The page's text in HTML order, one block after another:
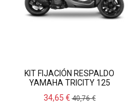
KIT FIJACIÓN RESPALDO
YAMAHA TRICITY 125
34,65 €40,76 €